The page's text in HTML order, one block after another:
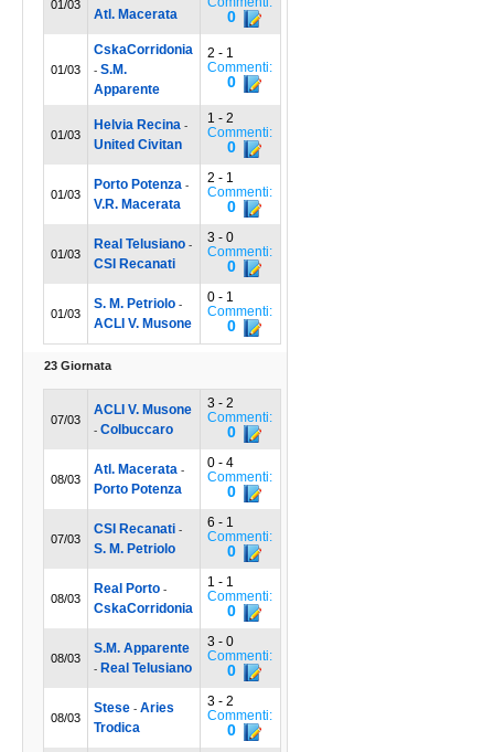
01/03
Atl. Macerata 0
01/03
CskaCorridonia
- S.M.
Apparente
2 - 1
Commenti:
0
01/03
Helvia Recina-
United Civitan
1 - 2
Commenti:
0
01/03
Porto Potenza-
V.R. Macerata
2 - 1
Commenti:
0
01/03
Real Telusiano-
CSI Recanati
3 - 0
Commenti:
0
01/03
S. M. Petriolo-
ACLI V. Musone
0 - 1
Commenti:
0
23 Giornata
07/03
ACLI V. Musone
- Colbuccaro
3 - 2
Commenti:
0
08/03
Atl. Macerata-
Porto Potenza
0 - 4
Commenti:
0
07/03
CSI Recanati -
S. M. Petriolo
6 - 1
Commenti:
0
08/03
Real Porto-
CskaCorridonia
1 - 1
Commenti:
0
08/03
S.M. Apparente
- Real Telusiano
3 - 0
Commenti:
0
08/03
Stese- Aries
Trodica
3 - 2
Commenti:
0